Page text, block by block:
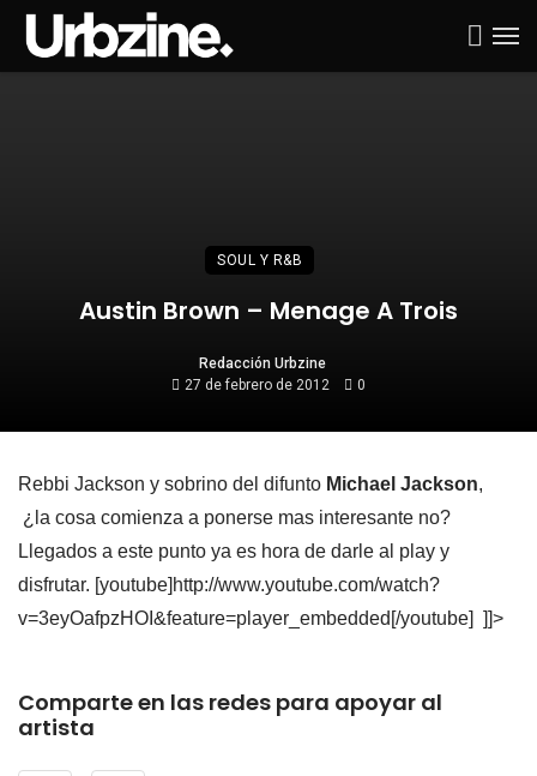
SOUL Y R&B
Austin Brown – Menage A Trois
Redacción Urbzine
27 de febrero de 2012
0
Rebbi Jackson y sobrino del difunto Michael Jackson,
¿la cosa comienza a ponerse mas interesante no?
Llegados a este punto ya es hora de darle al play y
disfrutar. [youtube]http://www.youtube.com/watch?
v=3eyOafpzHOI&feature=player_embedded[/youtube] ]]>
Comparte en las redes para apoyar al
artista